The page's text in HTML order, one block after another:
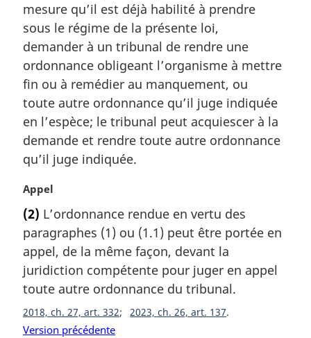
:mesure qu’il est déjà habilité à prendre
sous le régime de la présente loi,
demander à un tribunal de rendre une
ordonnance obligeant l’organisme à mettre
fin ou à remédier au manquement, ou
toute autre ordonnance qu’il juge indiquée
en l’espèce; le tribunal peut acquiescer à la
demande et rendre toute autre ordonnance
qu’il juge indiquée.
N
t
e
m
a
r
g
i
n
Appel
(2) L’ordonnance rendue en vertu des
paragraphes (1) ou (1.1) peut être portée en
appel, de la même façon, devant la
juridiction compétente pour juger en appel
toute autre ordonnance du tribunal.
2018, ch. 27, art. 332 2023, ch. 26, art. 137
Version précédente